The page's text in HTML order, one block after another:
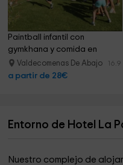
Paintball infantil con
gymkhana y comida en
Cuenca
Valdecomenas De Abajo 16.9
a partir de 28€
Entorno de Hotel La
Nuestro complejo de